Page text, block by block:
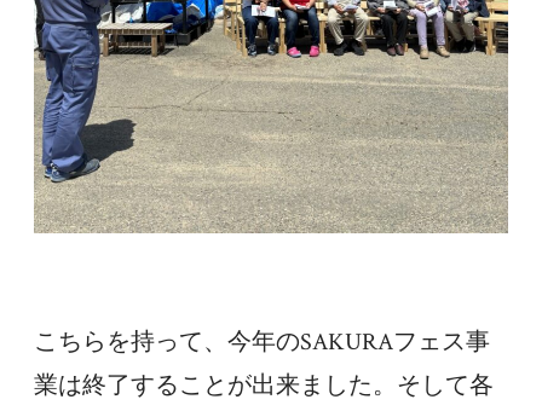
こちらを持って、今年のSAKURAフェス事
業は終了することが出来ました。そして各